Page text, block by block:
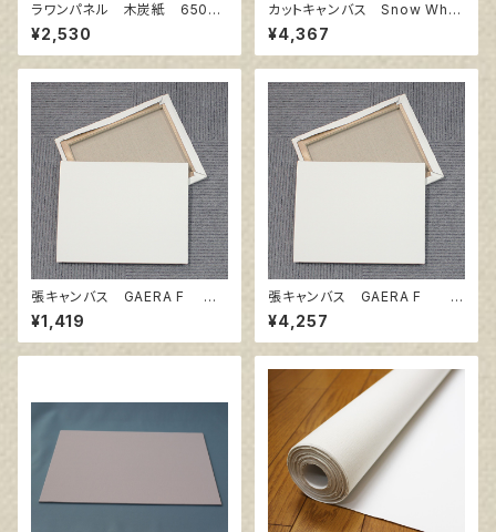
ラワンパネル 木炭紙 650㎜
×500㎜
¥2,530
カットキャンバス Snow Whit
e SPC F50
¥4,367
張キャンバス GAERA F 6
号
¥1,419
張キャンバス GAERA F 1
5号
¥4,257